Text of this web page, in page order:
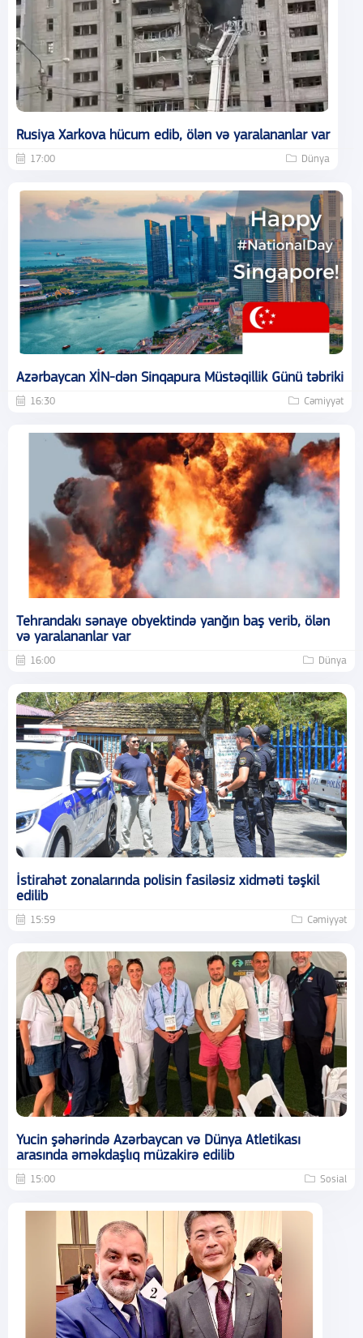
Rusiya Xarkova hücum edib, ölən və yaralananlar var
17:00 Dünya
Azərbaycan XİN-dən Sinqapura Müstəqillik Günü təbriki
16:30 Cəmiyyət
Tehrandakı sənaye obyektində yanğın baş verib, ölən
və yaralananlar var
16:00 Dünya
İstirahət zonalarında polisin fasiləsiz xidməti təşkil
edilib
15:59 Cəmiyyət
Yucin şəhərində Azərbaycan və Dünya Atletikası
arasında əməkdaşlıq müzakirə edilib
15:00 Sosial